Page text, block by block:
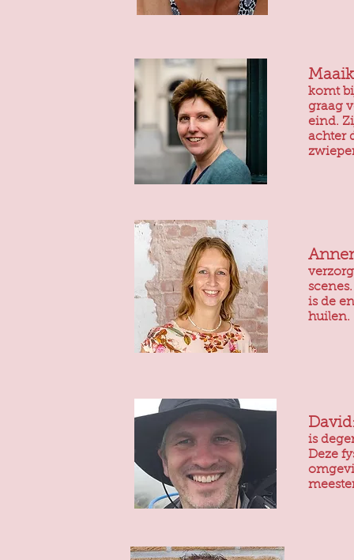
komt
graag
eind. Z
achter
is de
huilen.
David
is
Deze